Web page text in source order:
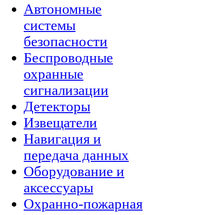
Автономные
системы
безопасности
Беспроводные
охранные
сигнализации
Детекторы
Извещатели
Навигация и
передача данных
Оборудование и
аксессуары
Охранно-пожарная